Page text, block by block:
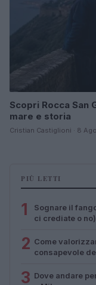
Scopri Rocca San
mare e storia
Cristian Castiglioni · 8
PIÙ LETTI
1
Sognare il
ci crediate o no)
2 Come
consapevole
3 Dove andare